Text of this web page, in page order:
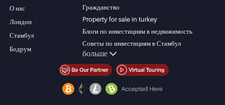
продажу в Анталии
Gocek
Side
Kemer
Dalyan
Izmir
Belek
О нас
Лондон
Стамбул
Бодрум
Гражданство
Property for sale in turkey
Блоги по инвестициям в недвижимость
Советы по инвестициям в Стамбул
Управление PT
Стамбул Инвестиции Недвижимость
Недвижимость со скидкой
больше